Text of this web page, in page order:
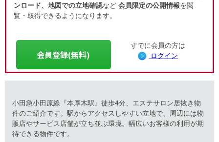
ンロード、地図での立地確認など 会員限定の公開情報を閲
覧・取得できるようになります。
会員登録(無料)
すでに会員の方は
ログイン
小田急小田原線『本厚木駅』徒歩4分、エステサロン居抜き物
件のご紹介です。駅からアクセスしやすい立地で、周辺には物
販店やサービス店舗が立ち並ぶ環境。幅広いお客様の利用が期
待できる物件です。